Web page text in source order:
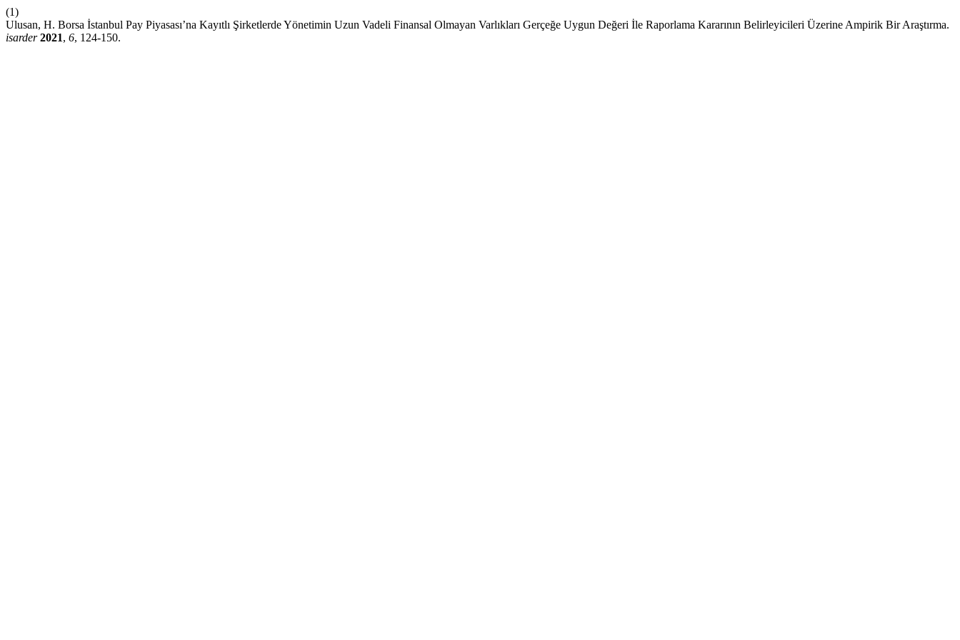
(1)
Ulusan, H. Borsa İstanbul Pay Piyasası’na Kayıtlı Şirketlerde Yönetimin Uzun Vadeli Finansal Olmayan Varlıkları Gerçeğe Uygun Değeri İle Raporlama Kararının Belirleyicileri Üzerine Ampirik Bir Araştırma.
isarder 2021, 6, 124-150.